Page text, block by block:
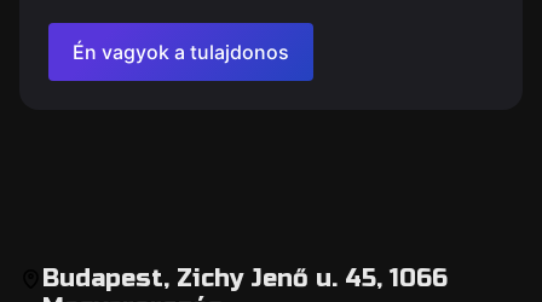
Én vagyok a tulajdonos
Budapest, Zichy Jenő u. 45, 1066